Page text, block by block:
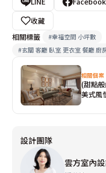
收藏
相關標籤
#幸福空間 小坪數
#玄關 客廳 臥室 更衣室 餐廳 廚
相關個案
(甜點
美式風
設計團隊
雲方室內